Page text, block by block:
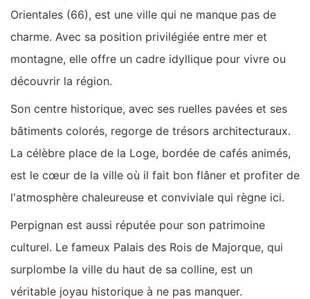
Orientales (66), est une ville qui ne manque pas de
charme. Avec sa position privilégiée entre mer et
montagne, elle offre un cadre idyllique pour vivre ou
découvrir la région.
Son centre historique, avec ses ruelles pavées et ses
bâtiments colorés, regorge de trésors architecturaux.
La célèbre place de la Loge, bordée de cafés animés,
est le cœur de la ville où il fait bon flâner et profiter de
l'atmosphère chaleureuse et conviviale qui règne ici.
Perpignan est aussi réputée pour son patrimoine
culturel. Le fameux Palais des Rois de Majorque, qui
surplombe la ville du haut de sa colline, est un
véritable joyau historique à ne pas manquer.